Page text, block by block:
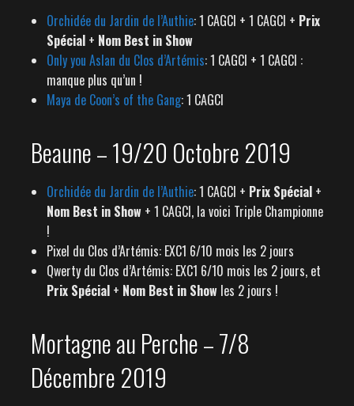
Orchidée du Jardin de l’Authie: 1 CAGCI + 1 CAGCI + Prix
Spécial + Nom Best in Show
Only you Aslan du Clos d’Artémis: 1 CAGCI + 1 CAGCI :
manque plus qu’un !
Maya de Coon’s of the Gang: 1 CAGCI
Beaune – 19/20 Octobre 2019
Orchidée du Jardin de l’Authie: 1 CAGCI + Prix Spécial +
Nom Best in Show + 1 CAGCI, la voici Triple Championne
!
Pixel du Clos d’Artémis: EXC1 6/10 mois les 2 jours
Qwerty du Clos d’Artémis: EXC1 6/10 mois les 2 jours, et
Prix Spécial + Nom Best in Show les 2 jours !
Mortagne au Perche – 7/8
Décembre 2019